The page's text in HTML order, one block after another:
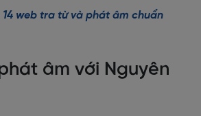
14 web tra từ và phát âm chuẩn
âm với Nguyên